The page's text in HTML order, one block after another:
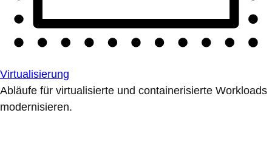
Virtualisierung
Abläufe für virtualisierte und containerisierte Workloads
modernisieren.